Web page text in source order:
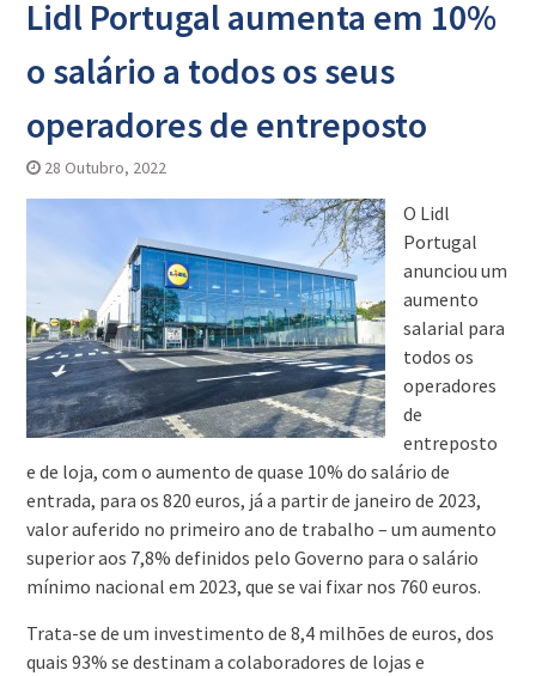
Lidl Portugal aumenta em 10%
o salário a todos os seus
operadores de entreposto
28 Outubro, 2022
O Lidl
Portugal
anunciou um
aumento
salarial para
todos os
operadores
de
entreposto
e de loja, com o aumento de quase 10% do salário de
entrada, para os 820 euros, já a partir de janeiro de 2023,
valor auferido no primeiro ano de trabalho – um aumento
superior aos 7,8% definidos pelo Governo para o salário
mínimo nacional em 2023, que se vai fixar nos 760 euros.
Trata-se de um investimento de 8,4 milhões de euros, dos
quais 93% se destinam a colaboradores de lojas e